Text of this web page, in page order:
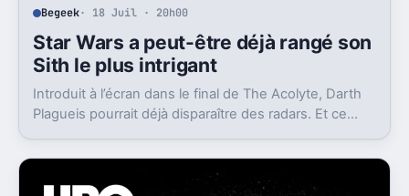
Begeek· 18 Juil · 20h00
Star Wars a peut-être déjà rangé son
Sith le plus intrigant
Introduit à l’écran dans le final de The Acolyte, Darth
Plagueis pourrait déjà disparaître des radars. Et ce